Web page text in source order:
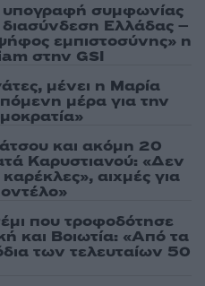
συμφωνίας
διασύνδεση Ελλάδας –
εμπιστοσύνης» η
στην GSI
μένει η Μαρία
μέρα για την
και ακόμη 20
Καρυστιανού: «Δεν
αιχμές για
που τροφοδότησε
και Βοιωτία: «Από τα
των τελευταίων 50